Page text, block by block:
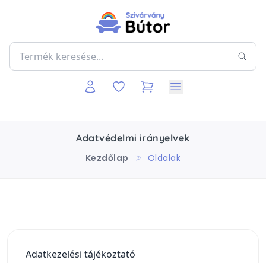
Adatvédelmi irányelvek
Kezdőlap
Oldalak
Adatkezelési tájékoztató